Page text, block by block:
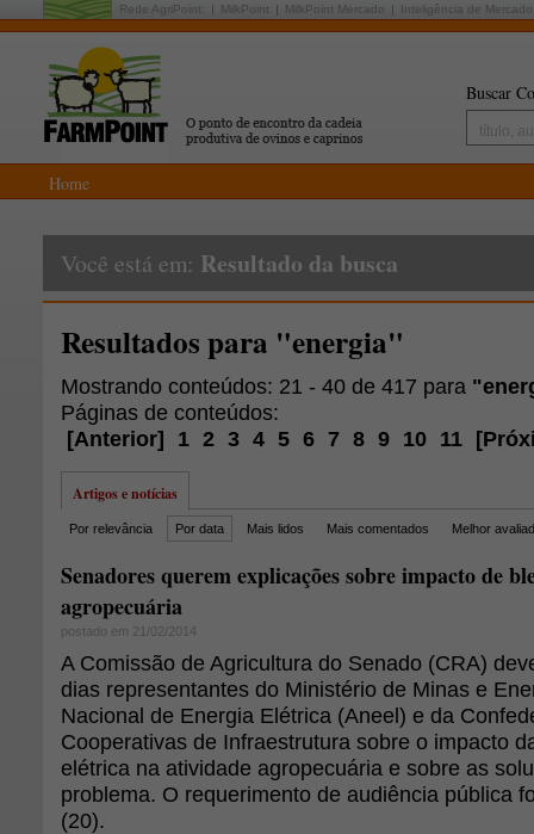
Rede AgriPoint: MilkPoint MilkPoint Mercado Inteligência de Mercado
Buscar
Home
Você está em: Resultado da busca
Resultados para "energia"
Mostrando conteúdos: 21 - 40 de 417 para
Páginas de conteúdos:
[Anterior] 1 2 3 4 5 6 7 8 9 10 11 [
Artigos e notícias
Por relevância Por data Mais lidos Mais comentados Melhor
Senadores querem explicações sobre impacto de
agropecuária
postado em 21/02/2014
A Comissão de Agricultura do Senado (CRA)
dias representantes do Ministério de Minas e
Nacional de Energia Elétrica (Aneel) e da
Cooperativas de Infraestrutura sobre o impacto
elétrica na atividade agropecuária e sobre as
problema. O requerimento de audiência pública
(20).